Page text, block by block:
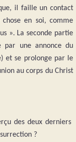
il faille un contact
en soi, comme
». La seconde partie
par une annonce du
et se prolonge par le
au corps du Christ
des deux derniers
?